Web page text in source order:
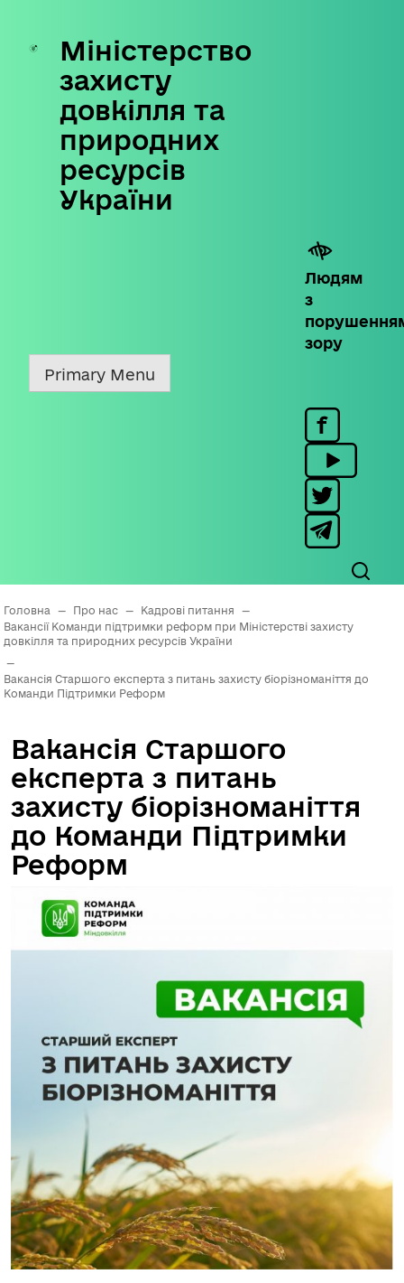
Skip
content
Міністерство
захисту
довкілля та
природних
ресурсів
України
Людям
з
зору
Primary Menu
Головна — Про нас — Кадрові питання
—
Вакансії Команди підтримки реформ при Міністерстві захисту
довкілля та природних ресурсів України
—
Вакансія Старшого експерта з питань захисту біорізноманіття до
Команди Підтримки Реформ
Вакансія Старшого
експерта з питань
захисту біорізноманіття
до Команди Підтримки
Реформ